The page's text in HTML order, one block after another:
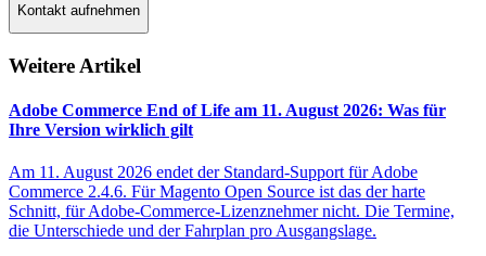
Kontakt aufnehmen
Weitere Artikel
Adobe Commerce End of Life am 11. August 2026: Was für
Ihre Version wirklich gilt
Am 11. August 2026 endet der Standard-Support für Adobe
Commerce 2.4.6. Für Magento Open Source ist das der harte
Schnitt, für Adobe-Commerce-Lizenznehmer nicht. Die Termine,
die Unterschiede und der Fahrplan pro Ausgangslage.